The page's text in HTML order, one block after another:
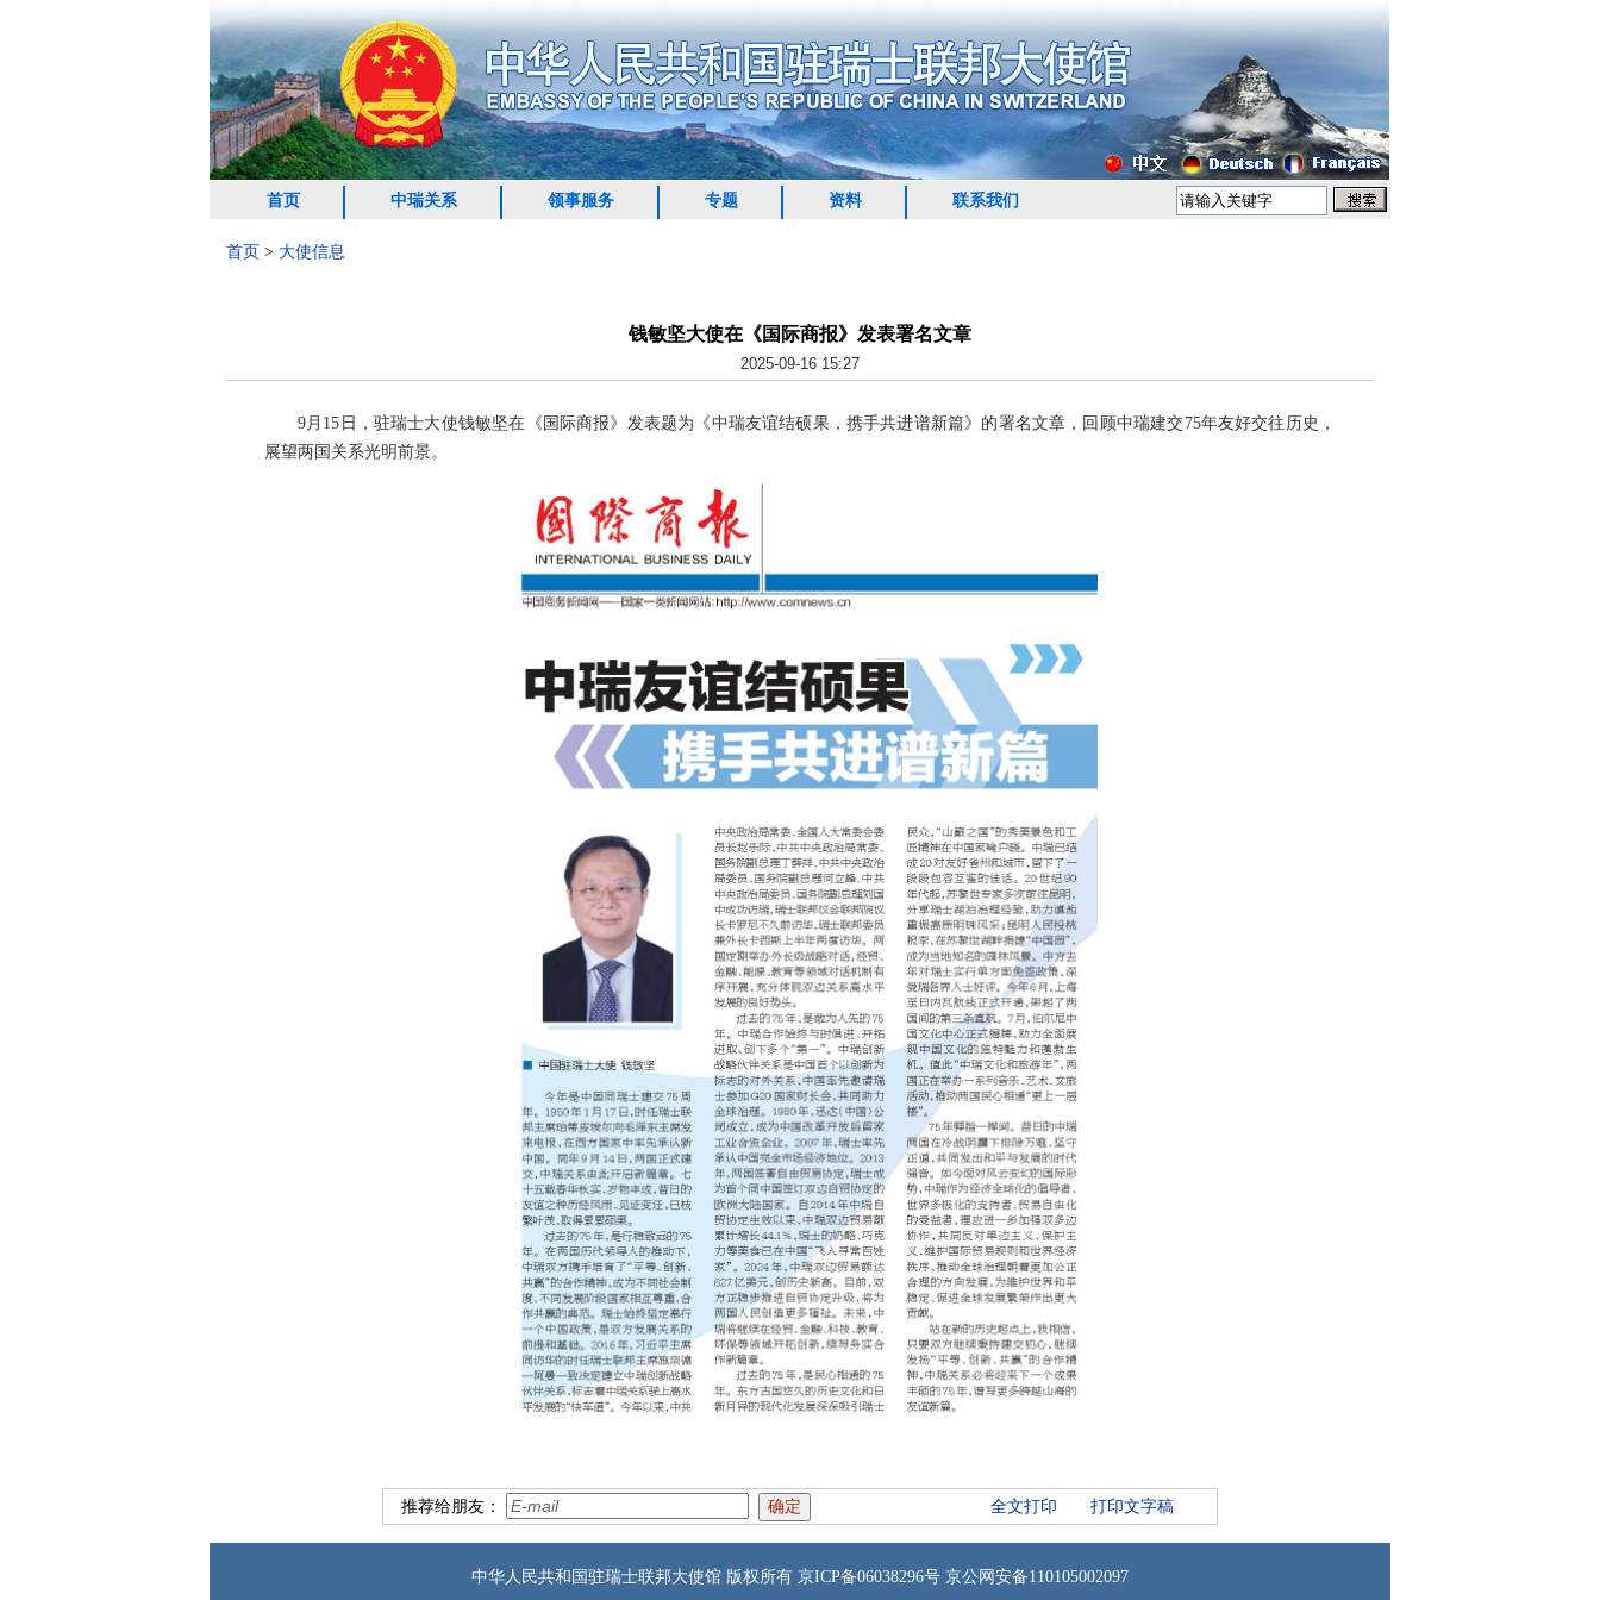
首页 中瑞关系 领事服务 专题 资料 联系我们
首页 > 大使信息
钱敏坚大使在《国际商报》发表署名文章
2025-09-16 15:27
9月15日，驻瑞士大使钱敏坚在《国际商报》发表题为《中瑞友谊结硕果，携手共进谱新篇》的署名文章，回顾中瑞建交75年友好交往历史，
展望两国关系光明前景。
推荐给朋友： 全文打印 打印文字稿
中华人民共和国驻瑞士联邦大使馆 版权所有 京ICP备06038296号 京公网安备110105002097